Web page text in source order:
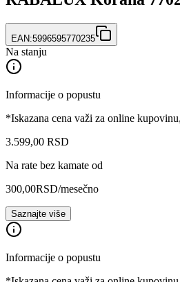
EAN:5996595770235
Na stanju
Informacije o popustu
*Iskazana cena važi za online
3.599,00 RSD
Na rate bez kamate od
300,00RSD/mesečno
Saznajte više
Informacije o popustu